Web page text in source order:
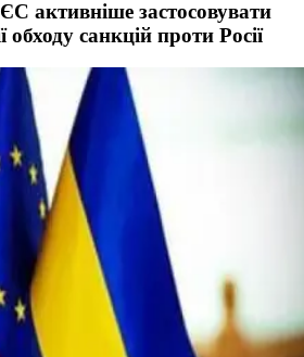
активніше застосовувати
обходу санкцій проти Росії